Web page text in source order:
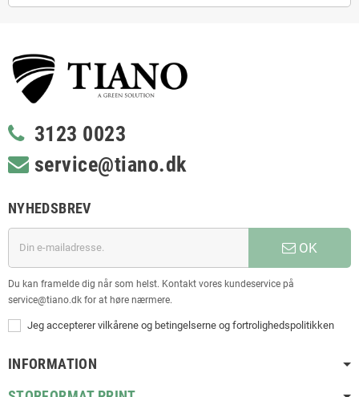
3123 0023
service@tiano.dk
NYHEDSBREV
OK
Du kan framelde dig når som helst. Kontakt vores kundeservice på
service@tiano.dk for at høre nærmere.
Jeg accepterer vilkårene og betingelserne og fortrolighedspolitikken
INFORMATION